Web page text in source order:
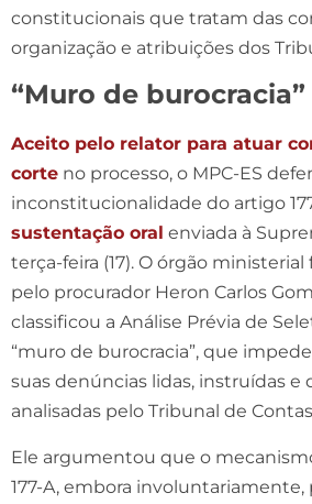
constitucionais que tratam das
organização e atribuições dos
“Muro de burocracia”
Aceito pelo relator para atuar
corte no processo, o MPC-ES
inconstitucionalidade do artigo
sustentação oral enviada à
terça-feira (17). O órgão
pelo procurador Heron Carlos
classificou a Análise Prévia de
“muro de burocracia”, que
suas denúncias lidas, instruídas e
analisadas pelo Tribunal de
Ele argumentou que o
177-A, embora